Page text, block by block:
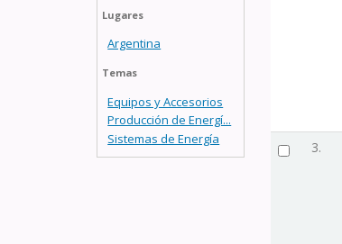
Lugares
Argentina
Temas
Equipos y Accesorios
Producción de Energí...
Sistemas de Energía
3.